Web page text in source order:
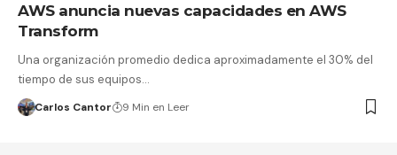
AWS anuncia nuevas capacidades en AWS
Transform
Una organización promedio dedica aproximadamente el 30% del
tiempo de sus equipos…
Carlos Cantor 9 Min en Leer